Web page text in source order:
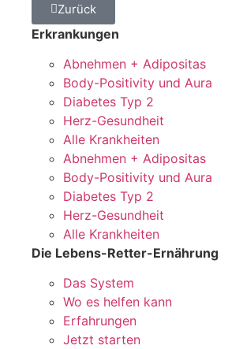
Zurück
Erkrankungen
Abnehmen + Adipositas
Body-Positivity und Aura
Diabetes Typ 2
Herz-Gesundheit
Alle Krankheiten
Abnehmen + Adipositas
Body-Positivity und Aura
Diabetes Typ 2
Herz-Gesundheit
Alle Krankheiten
Die Lebens-Retter-Ernährung
Das System
Wo es helfen kann
Erfahrungen
Jetzt starten